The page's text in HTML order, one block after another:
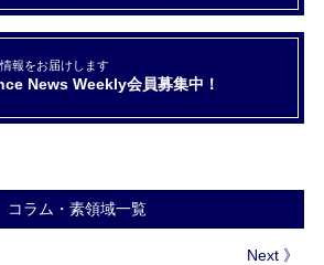
報をお届けします
News Weekly会員募集中！
コラム・素領域一覧
Next 》